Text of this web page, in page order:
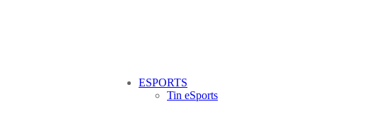
ESPORTS
Tin eSports